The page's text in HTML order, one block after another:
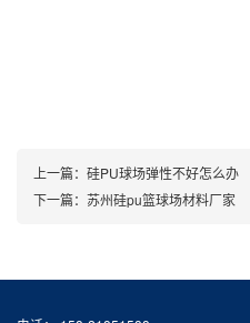
上一篇： 硅PU球场弹性不好怎么办
下一篇： 苏州硅pu篮球场材料厂家